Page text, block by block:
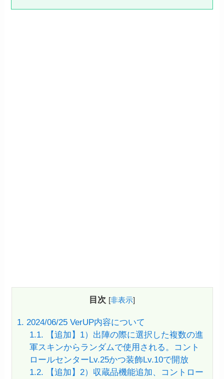
目次 [非表示]
1. 2024/06/25 VerUP内容について
1.1. 【追加】1）出陣の際に選択した複数の進
軍スキンからランダムで使用される。コント
ロールセンターLv.25かつ装飾Lv.10で開放
1.2. 【追加】2）収蔵品機能追加、コントロー